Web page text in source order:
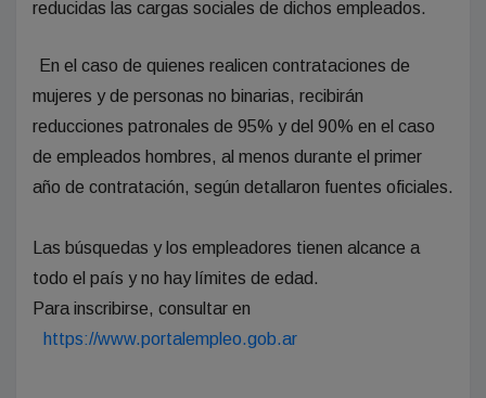
reducidas las cargas sociales de dichos empleados.
En el caso de quienes realicen contrataciones de
mujeres y de personas no binarias, recibirán
reducciones patronales de 95% y del 90% en el caso
de empleados hombres, al menos durante el primer
año de contratación, según detallaron fuentes oficiales.
Las búsquedas y los empleadores tienen alcance a
todo el país y no hay límites de edad.
Para inscribirse, consultar en
https://www.portalempleo.gob.ar